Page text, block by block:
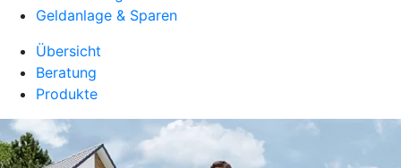
Geldanlage & Sparen
Übersicht
Beratung
Produkte